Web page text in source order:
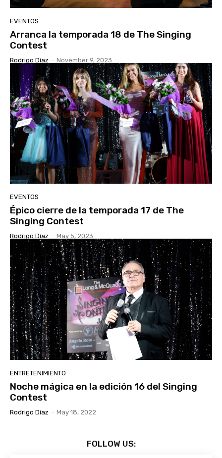
EVENTOS
Arranca la temporada 18 de The Singing
Contest
Rodrigo Díaz - November 9, 2023
EVENTOS
Épico cierre de la temporada 17 de The
Singing Contest
Rodrigo Díaz - May 5, 2023
ENTRETENIMIENTO
Noche mágica en la edición 16 del Singing
Contest
Rodrigo Díaz - May 18, 2022
FOLLOW US: